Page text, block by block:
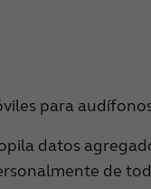
para
datos
de